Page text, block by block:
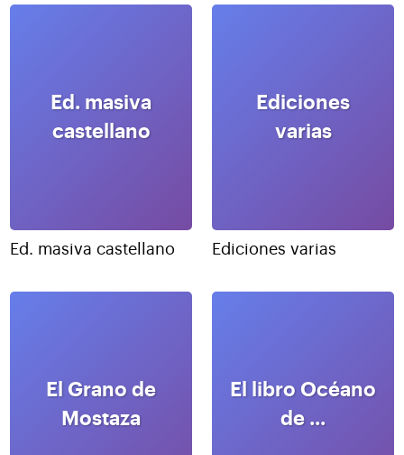
Ed. masiva
castellano
Ed. masiva castellano
Ediciones
varias
Ediciones varias
El Grano de
Mostaza
El libro Océano
de ...